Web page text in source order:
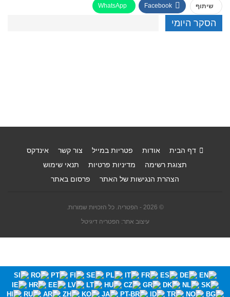
שיתוף Facebook
WhatsApp
הסקר היומי
דף הבית אודות פטריות במייל צור קשר
אינדקס
תצוגת רשימה
מדיניות פרטיות
תנאי שימוש
הצהרת הנגישות של האתר
פרסום באתר
© 2026 - הפטריה. כל הזכויות שמורות.
עיצוב אתר: הפטריה דיגיטל